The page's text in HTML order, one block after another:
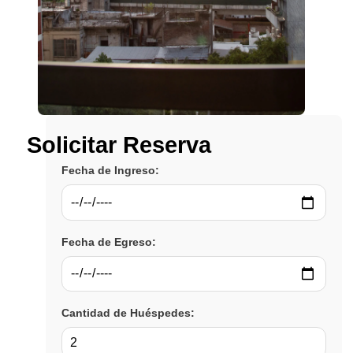
Solicitar Reserva
Fecha de Ingreso:
Fecha de Egreso:
Cantidad de Huéspedes: